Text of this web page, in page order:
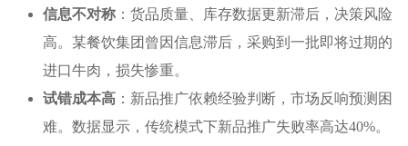
信息不对称 ：货品质量、库存数据更新滞后，决策风险
高。某餐饮集团曾因信息滞后，采购到一批即将过期的
进口牛肉，损失惨重。
试错成本高 ：新品推广依赖经验判断，市场反响预测困
难。数据显示，传统模式下新品推广失败率高达40%。